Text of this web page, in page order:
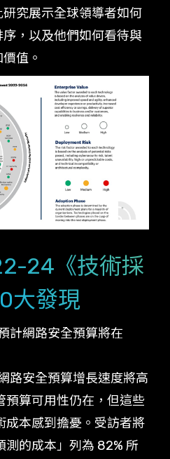
究展示全球領導者如何
，以及他們如何看待與
值。
24《技術採
大發現
計網路安全預算將在
路安全預算增長速度將高
預算可用性仍在，但這些
成本感到擔憂。受訪者將
測的成本」列為 82% 所